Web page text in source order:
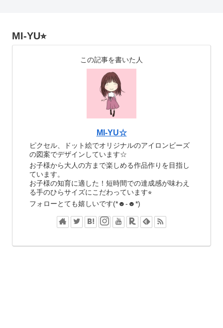
MI-YU⭐︎
この記事を書いた人
MI-YU☆
ピクセル、ドット絵でオリジナルのアイロンビーズ
の図案でデザインしています☆
お子様から大人の方まで楽しめる作品作りを目指し
ています。
お子様の知育に適した！短時間での達成感が味わえ
る手のひらサイズにこだわっています⭐︎
フォローとても嬉しいです(*☻-☻*)